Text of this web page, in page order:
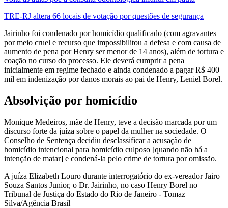
TRE-RJ altera 66 locais de votação por questões de segurança
Jairinho foi condenado por homicídio qualificado (com agravantes
por meio cruel e recurso que impossibilitou a defesa e com causa de
aumento de pena por Henry ser menor de 14 anos), além de tortura e
coação no curso do processo. Ele deverá cumprir a pena
inicialmente em regime fechado e ainda condenado a pagar R$ 400
mil em indenização por danos morais ao pai de Henry, Leniel Borel.
Absolvição por homicídio
Monique Medeiros, mãe de Henry, teve a decisão marcada por um
discurso forte da juíza sobre o papel da mulher na sociedade. O
Conselho de Sentença decidiu desclassificar a acusação de
homicídio intencional para homicídio culposo [quando não há a
intenção de matar] e condená-la pelo crime de tortura por omissão.
A juíza Elizabeth Louro durante interrogatório do ex-vereador Jairo
Souza Santos Junior, o Dr. Jairinho, no caso Henry Borel no
Tribunal de Justiça do Estado do Rio de Janeiro - Tomaz
Silva/Agência Brasil